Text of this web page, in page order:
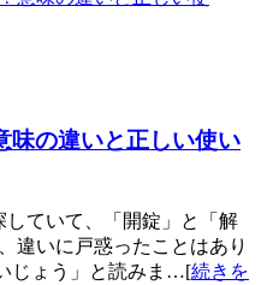
味の違いと正しい使い
ていて、「開錠」と「解
違いに戸惑ったことはあり
じょう」と読みま…[続きを